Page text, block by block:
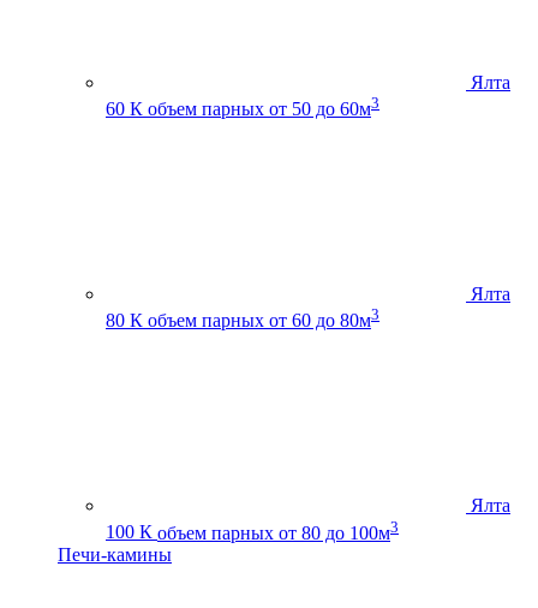
Ялта
60 К объем парных от 50 до 60м3
Ялта
80 К объем парных от 60 до 80м3
Ялта
100 К объем парных от 80 до 100м3
Печи-камины